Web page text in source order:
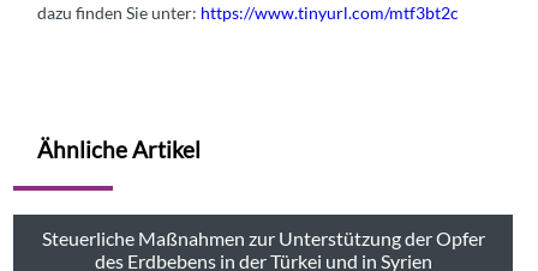
dazu finden Sie unter: https://www.tinyurl.com/mtf3bt2c
Ähnliche Artikel
Steuerliche Maßnahmen zur Unterstützung der Opfer
des Erdbebens in der Türkei und in Syrien